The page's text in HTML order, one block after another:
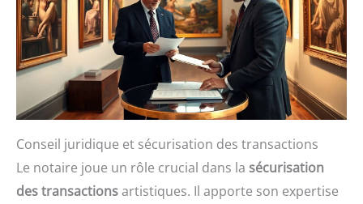
Conseil juridique et sécurisation des transactions
Le notaire joue un rôle crucial dans la sécurisation
des transactionsartistiques. Il apporte son expertise